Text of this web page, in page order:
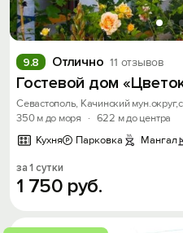
Отлично 11 отзывов
9.8
Гостевой дом
350 м до моря
· 622 м до центра
Кухня
Парковка Мангал
за 1 сутки
1 750 руб.